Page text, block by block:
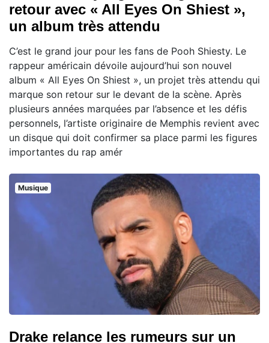
retour avec « All Eyes On Shiest »,
un album très attendu
C’est le grand jour pour les fans de Pooh Shiesty. Le
rappeur américain dévoile aujourd’hui son nouvel
album « All Eyes On Shiest », un projet très attendu qui
marque son retour sur le devant de la scène. Après
plusieurs années marquées par l’absence et les défis
personnels, l’artiste originaire de Memphis revient avec
un disque qui doit confirmer sa place parmi les figures
importantes du rap amér
Musique
Drake relance les rumeurs sur un